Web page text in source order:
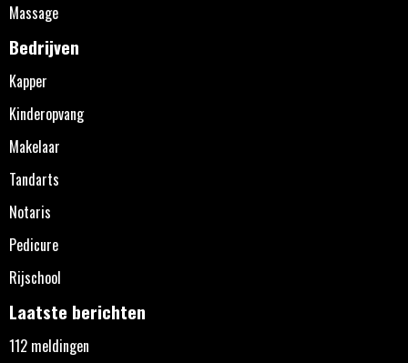
Massage
Bedrijven
Kapper
Kinderopvang
Makelaar
Tandarts
Notaris
Pedicure
Rijschool
Laatste berichten
112 meldingen